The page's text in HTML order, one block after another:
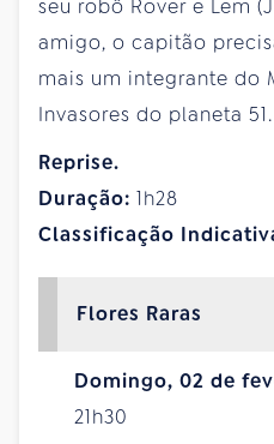
seu robô Rover e Lem
amigo, o capitão
mais um integrante do
Invasores do planeta 51.
Reprise.
Duração: 1h28
Classificação
Flores Raras
Domingo, 02 de
21h30